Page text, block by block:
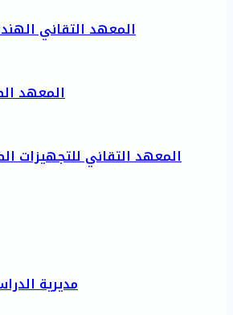
المعهد التقاني
المعهد
المعهد التقاني للتجهيزات
مديرية